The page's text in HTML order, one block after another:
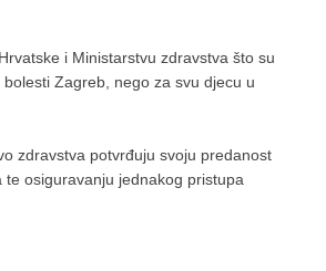
i Ministarstvu zdravstva što su
Zagreb, nego za svu djecu u
zdravstva potvrđuju svoju predanost
osiguravanju jednakog pristupa